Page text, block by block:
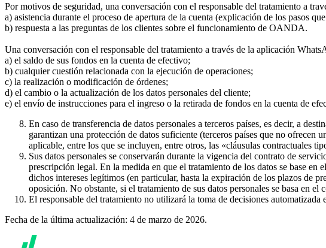
Por motivos de seguridad, una conversación con el responsable del tratamiento a
a) asistencia durante el proceso de apertura de la cuenta (explicación de los pasos
b) respuesta a las preguntas de los clientes sobre el funcionamiento de OANDA.
Una conversación con el responsable del tratamiento a través de la aplicación
a) el saldo de sus fondos en la cuenta de efectivo;
b) cualquier cuestión relacionada con la ejecución de operaciones;
c) la realización o modificación de órdenes;
d) el cambio o la actualización de los datos personales del cliente;
e) el envío de instrucciones para el ingreso o la retirada de fondos en la cuenta de
En caso de transferencia de datos personales a terceros países, es decir, a
garantizan una protección de datos suficiente (terceros países que no
aplicable, entre los que se incluyen, entre otros, las «cláusulas contractuales
Sus datos personales se conservarán durante la vigencia del contrato de
prescripción legal. En la medida en que el tratamiento de los datos se base
dichos intereses legítimos (en particular, hasta la expiración de los plazos de
oposición. No obstante, si el tratamiento de sus datos personales se basa en
El responsable del tratamiento no utilizará la toma de decisiones automatizada
Fecha de la última actualización: 4 de marzo de 2026.